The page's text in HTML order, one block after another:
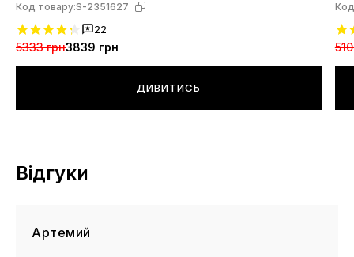
Код товару:S-2351627
22
5333 грн3839 грн
ДИВИТИСЬ
Відгуки
Артемий